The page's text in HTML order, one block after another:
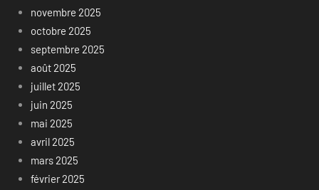
novembre 2025
octobre 2025
septembre 2025
août 2025
juillet 2025
juin 2025
mai 2025
avril 2025
mars 2025
février 2025